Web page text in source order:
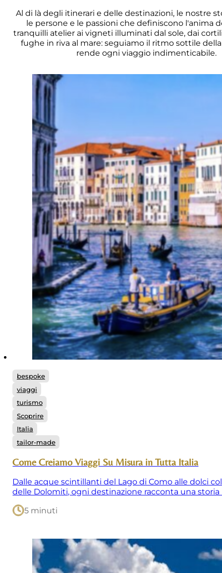
Al di là degli itinerari e delle destinazioni, le nostre
le persone e le passioni che definiscono l'anima
tranquilli atelier ai vigneti illuminati dal sole, dai
fughe in riva al mare: seguiamo il ritmo sottile
rende ogni viaggio indimenticabile.
bespoke
viaggi
turismo
Scoprire
Italia
tailor-made
Come Creiamo Viaggi Su Misura in Tutta Italia
Dalle acque scintillanti del Lago di Como alle dolci
delle Dolomiti, ogni destinazione racconta una storia
5 minuti